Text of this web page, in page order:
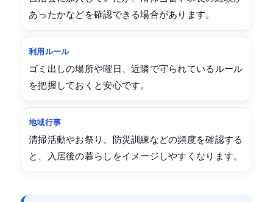
あったかなどを確認できる場合があります。
利用ルール
ゴミ出しの場所や曜日、近隣で守られているルール
を把握しておくと安心です。
地域行事
清掃活動やお祭り、防災訓練などの頻度を確認する
と、入居後の暮らしをイメージしやすくなります。